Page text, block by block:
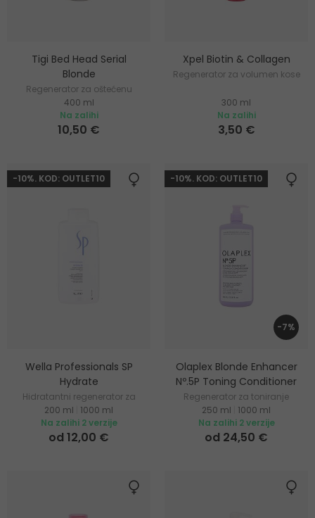
Tigi Bed Head Serial
Blonde
Regenerator za oštećenu
plavu kosu
400 ml
Na zalihi
10,50 €
Xpel Biotin & Collagen
Regenerator za volumen kose
300 ml
Na zalihi
3,50 €
-10%. KOD: OUTLET10
Wella Professionals SP
Hydrate
Hidratantni regenerator za
kosu
200 ml
1000 ml
Na zalihi 2 verzije
od 12,00 €
-10%. KOD: OUTLET10
-7%
Olaplex Blonde Enhancer
Nº.5P Toning Conditioner
Regenerator za toniranje
plave i sijede kose
250 ml
1000 ml
Na zalihi 2 verzije
od 24,50 €